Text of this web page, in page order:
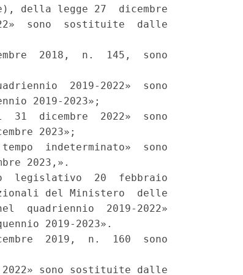
della legge 27  dicembre
sono  sostituite  dalle
2018,  n.  145,  sono
2019-2022»  sono
2019-2023»;
31  dicembre  2022»  sono
2023»;
indeterminato»  sono
2023,».
legislativo  20  febbraio
del Ministero  delle
quadriennio  2019-2022»
2019-2023».
2019,  n.  160  sono
sono sostituite dalle